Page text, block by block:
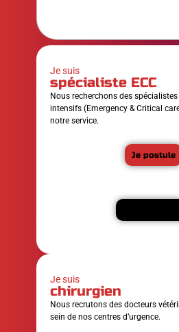
Je suis
spécialiste ECC
Nous recherchons des
intensifs (Emergency & Critical
notre service.
Je postule
Je suis
chirurgien
Nous recrutons des docteurs
sein de nos centres d’urgence.